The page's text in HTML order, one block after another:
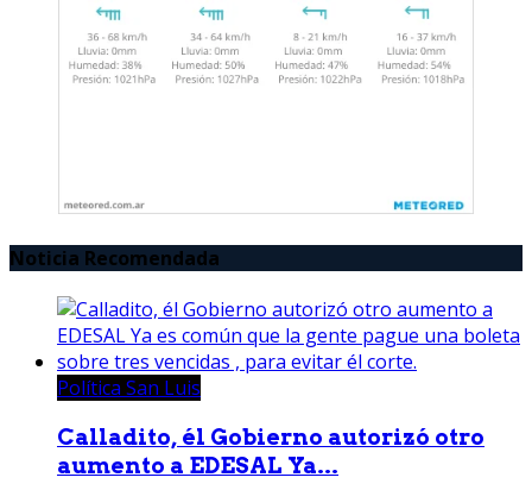
Noticia Recomendada
Política San Luis
Calladito, él Gobierno autorizó otro
aumento a EDESAL Ya...